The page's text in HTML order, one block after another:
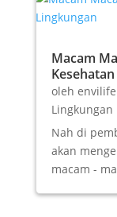
Macam
oleh envilife
Lingkungan
Nah di
akan
macam -